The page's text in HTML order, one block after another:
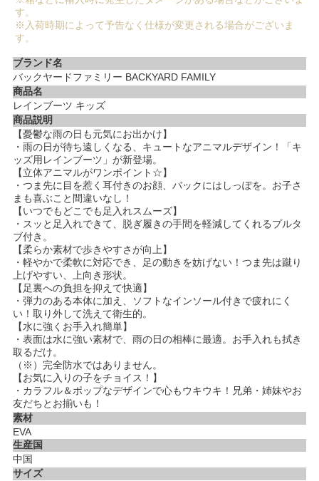
す。
※入荷時期によって予告なく仕様が変更される場合がございま
す。
ブランド名
バックヤードファミリー BACKYARD FAMILY
商品名
レインブーツ キッズ
商品説明
【憂鬱な雨の日も元気にお出かけ】
・雨の日が待ち遠しくなる、キュートなアニマルデザイン！「キ
ッズ用レインブーツ」が新登場。
【立体アニマルがワンポイント☆】
・つま先に目を惹く耳付きのお顔、バックにはしっぽを。お子さ
まも喜ぶこと間違いなし！
【いつでもどこでも足入れスムーズ】
・スッと足入れできて、脱ぎ履きの手間を軽減してくれるプルタ
ブ付き。
【柔らか素材で歩きやすさが向上】
・軽やかで柔軟に対応でき、足の動きを妨げない！つま先は蹴り
上げやすい、上向き形状。
【足裏への負担を抑えて快適】
・弾力のある本体に加え、ソフトなインソール付きで疲れにく
い！取り外して洗えて衛生的。
【水に強くお手入れ簡単】
・表面は水に強い素材で、雨の日の相棒に最適。お手入れも拭き
取るだけ。
（※）完全防水ではありません。
【お気に入りの子をチョイス！】
・カラフル＆ポップなデザインで心もウキウキ！兄弟・姉妹やお
友だちとお揃いも！
素材
EVA
生産国
中国
サイズ